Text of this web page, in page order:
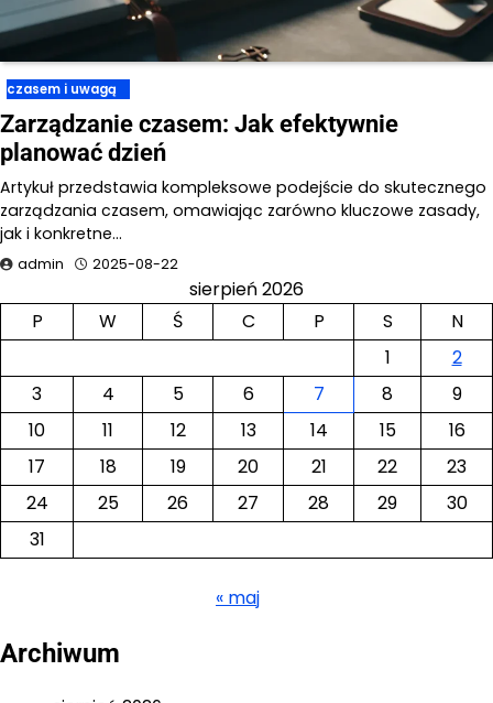
czasem i uwagą
Zarządzanie czasem: Jak efektywnie
planować dzień
Artykuł przedstawia kompleksowe podejście do skutecznego
zarządzania czasem, omawiając zarówno kluczowe zasady,
jak i konkretne…
admin 2025-08-22
sierpień 2026
P
W Ś C P S
N
1
2
3
4 5 6 7 8
9
10
11 12 13 14 15
16
17
18 19 20 21 22
23
24
25 26 27 28 29
30
31
« maj
Archiwum